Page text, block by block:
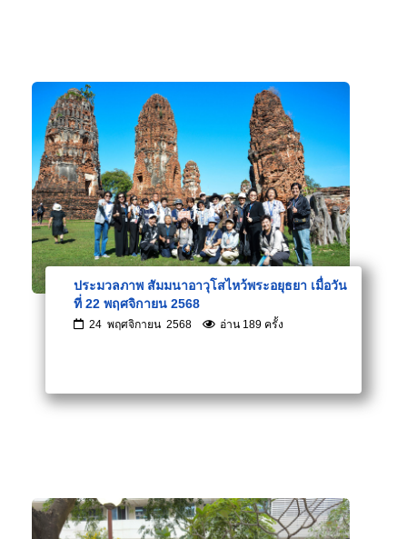
ประมวลภาพ สัมมนาอาวุโสไหว้พระอยุธยา เมื่อวัน
ที่ 22 พฤศจิกายน 2568
24 พฤศจิกายน 2568 อ่าน 189 ครั้ง